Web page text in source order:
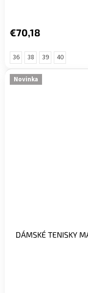
€70,18
36 38 39 40
Novinka
DÁMSKÉ TENISKY